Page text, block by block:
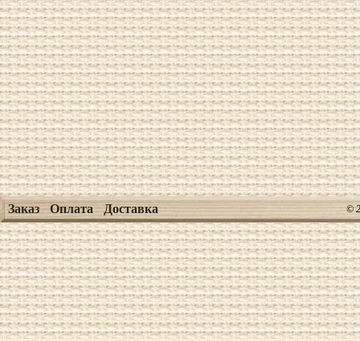
Заказ Оплата Доставка ©